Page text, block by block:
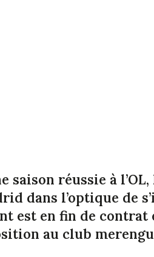
saison réussie à
dans l’optique de
est en fin de
au club